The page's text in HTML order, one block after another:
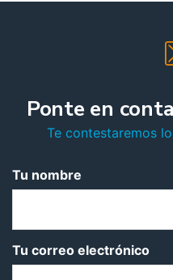
Ponte en
Te contestaremos
Tu nombre
Tu correo electrónico